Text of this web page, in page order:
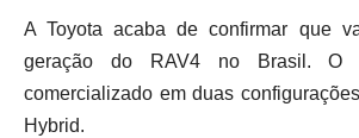
A Toyota acaba de confirmar que
geração do RAV4 no Brasil. O
comercializado em duas
Hybrid.